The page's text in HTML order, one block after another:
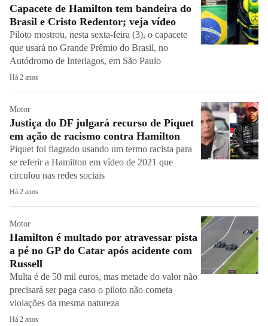
Capacete de Hamilton tem bandeira do
Brasil e Cristo Redentor; veja vídeo
Piloto mostrou, nesta sexta-feira (3), o capacete
que usará no Grande Prêmio do Brasil, no
Autódromo de Interlagos, em São Paulo
Há 2 anos
Motor
Justiça do DF julgará recurso de Piquet
em ação de racismo contra Hamilton
Piquet foi flagrado usando um termo racista para
se referir a Hamilton em vídeo de 2021 que
circulou nas redes sociais
Há 2 anos
Motor
Hamilton é multado por atravessar pista
a pé no GP do Catar após acidente com
Russell
Multa é de 50 mil euros, mas metade do valor não
precisará ser paga caso o piloto não cometa
violações da mesma natureza
Há 2 anos